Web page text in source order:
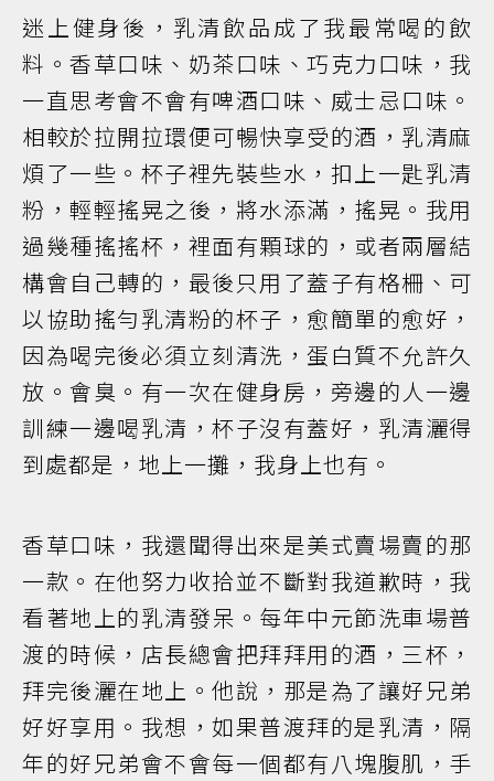
迷上健身後，乳清飲品成了我最常喝的飲
料。香草口味、奶茶口味、巧克力口味，我
一直思考會不會有啤酒口味、威士忌口味。
相較於拉開拉環便可暢快享受的酒，乳清麻
煩了一些。杯子裡先裝些水，扣上一匙乳清
粉，輕輕搖晃之後，將水添滿，搖晃。我用
過幾種搖搖杯，裡面有顆球的，或者兩層結
構會自己轉的，最後只用了蓋子有格柵、可
以協助搖勻乳清粉的杯子，愈簡單的愈好，
因為喝完後必須立刻清洗，蛋白質不允許久
放。會臭。有一次在健身房，旁邊的人一邊
訓練一邊喝乳清，杯子沒有蓋好，乳清灑得
到處都是，地上一攤，我身上也有。
香草口味，我還聞得出來是美式賣場賣的那
一款。在他努力收拾並不斷對我道歉時，我
看著地上的乳清發呆。每年中元節洗車場普
渡的時候，店長總會把拜拜用的酒，三杯，
拜完後灑在地上。他說，那是為了讓好兄弟
好好享用。我想，如果普渡拜的是乳清，隔
年的好兄弟會不會每一個都有八塊腹肌，手